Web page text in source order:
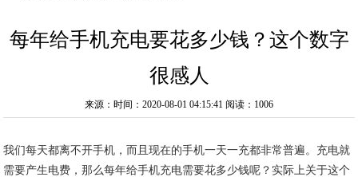
每年给手机充电要花多少钱？这个数字
很感人
来源：时间：2020-08-01 04:15:41 阅读：1006
我们每天都离不开手机，而且现在的手机一天一充都非常普遍。充电就
需要产生电费，那么每年给手机充电需要花多少钱呢？实际上关于这个